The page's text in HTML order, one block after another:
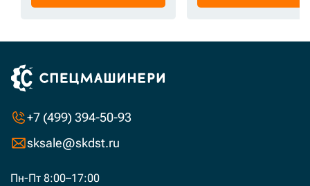
+7 (499) 394-50-93
sksale@skdst.ru
Пн-Пт 8:00–17:00